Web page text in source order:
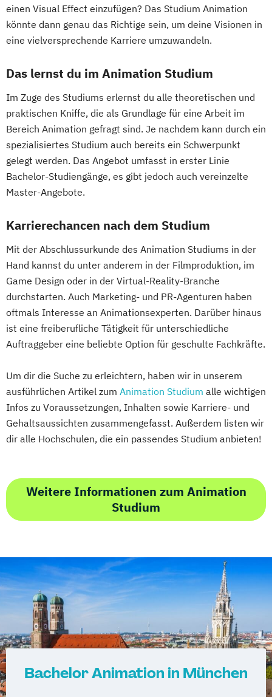
einen Visual Effect einzufügen? Das Studium Animation
könnte dann genau das Richtige sein, um deine Visionen in
eine vielversprechende Karriere umzuwandeln.
Das lernst du im Animation Studium
Im Zuge des Studiums erlernst du alle theoretischen und
praktischen Kniffe, die als Grundlage für eine Arbeit im
Bereich Animation gefragt sind. Je nachdem kann durch ein
spezialisiertes Studium auch bereits ein Schwerpunkt
gelegt werden. Das Angebot umfasst in erster Linie
Bachelor-Studiengänge, es gibt jedoch auch vereinzelte
Master-Angebote.
Karrierechancen nach dem Studium
Mit der Abschlussurkunde des Animation Studiums in der
Hand kannst du unter anderem in der Filmproduktion, im
Game Design oder in der Virtual-Reality-Branche
durchstarten. Auch Marketing- und PR-Agenturen haben
oftmals Interesse an Animationsexperten. Darüber hinaus
ist eine freiberufliche Tätigkeit für unterschiedliche
Auftraggeber eine beliebte Option für geschulte Fachkräfte.
Um dir die Suche zu erleichtern, haben wir in unserem
ausführlichen Artikel zum Animation Studium alle wichtigen
Infos zu Voraussetzungen, Inhalten sowie Karriere- und
Gehaltsaussichten zusammengefasst. Außerdem listen wir
dir alle Hochschulen, die ein passendes Studium anbieten!
Weitere Informationen zum Animation
Studium
Bachelor Animation in München